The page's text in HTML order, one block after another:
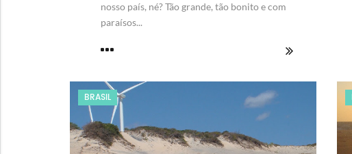
nosso país, né? Tão grande, tão bonito e com
paraísos...
BRASIL